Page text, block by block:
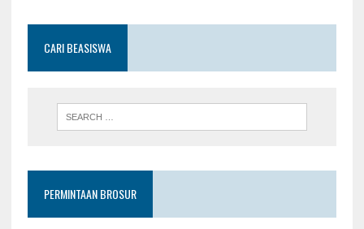
CARI BEASISWA
PERMINTAAN BROSUR